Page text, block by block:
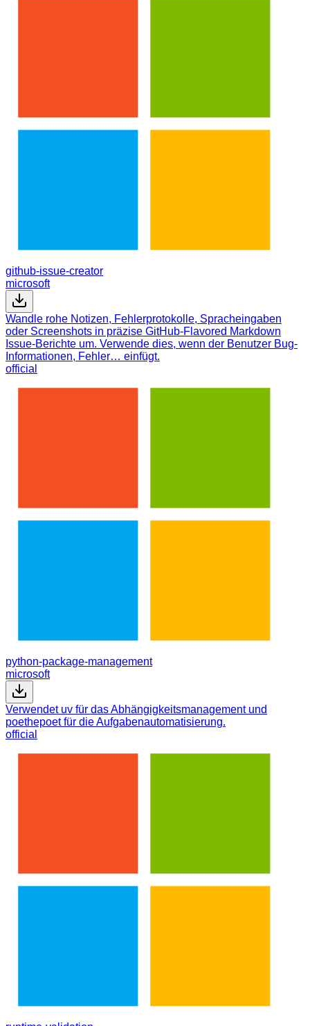
github-issue-creator
microsoft
Wandle rohe Notizen, Fehlerprotokolle, Spracheingaben
oder Screenshots in präzise GitHub-Flavored Markdown
Issue-Berichte um. Verwende dies, wenn der Benutzer Bug-
Informationen, Fehler… einfügt.
official
python-package-management
microsoft
Verwendet uv für das Abhängigkeitsmanagement und
poethepoet für die Aufgabenautomatisierung.
official